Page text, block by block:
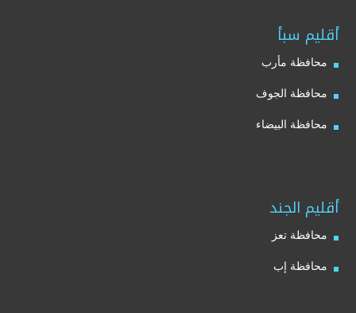
أقليم سبأ
محافظة مأرب
محافظة الجوف
محافظة البيضاء
أقليم الجند
محافظة تعز
محافظة إب